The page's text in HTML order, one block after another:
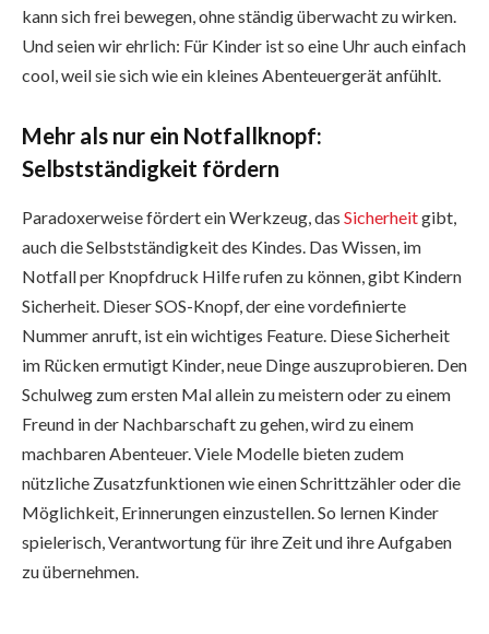
kann sich frei bewegen, ohne ständig überwacht zu wirken.
Und seien wir ehrlich: Für Kinder ist so eine Uhr auch einfach
cool, weil sie sich wie ein kleines Abenteuergerät anfühlt.
Mehr als nur ein Notfallknopf:
Selbstständigkeit fördern
Paradoxerweise fördert ein Werkzeug, das Sicherheitgibt,
auch die Selbstständigkeit des Kindes. Das Wissen, im
Notfall per Knopfdruck Hilfe rufen zu können, gibt Kindern
Sicherheit. Dieser SOS-Knopf, der eine vordefinierte
Nummer anruft, ist ein wichtiges Feature. Diese Sicherheit
im Rücken ermutigt Kinder, neue Dinge auszuprobieren. Den
Schulweg zum ersten Mal allein zu meistern oder zu einem
Freund in der Nachbarschaft zu gehen, wird zu einem
machbaren Abenteuer. Viele Modelle bieten zudem
nützliche Zusatzfunktionen wie einen Schrittzähler oder die
Möglichkeit, Erinnerungen einzustellen. So lernen Kinder
spielerisch, Verantwortung für ihre Zeit und ihre Aufgaben
zu übernehmen.